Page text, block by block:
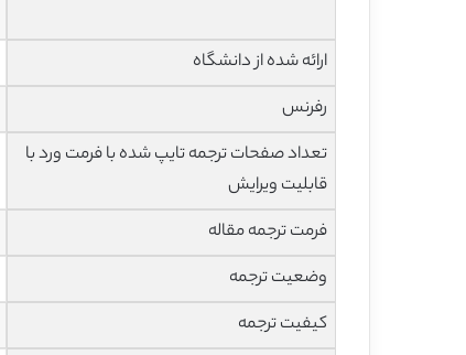
ارائه شده از دانشگاه
رفرنس
تعداد صفحات ترجمه تایپ شده با فرمت ورد با
قابلیت ویرایش
فرمت ترجمه مقاله
وضعیت ترجمه
کیفیت ترجمه